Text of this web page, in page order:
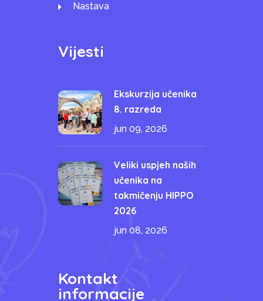
Nastava
Vijesti
Ekskurzija učenika
8. razreda
jun 09, 2026
Veliki uspjeh naših
učenika na
takmičenju HIPPO
2026
jun 08, 2026
Kontakt
informacije